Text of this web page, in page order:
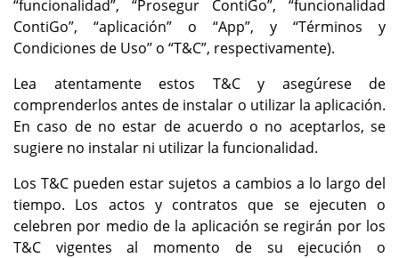
“funcionalidad”, “Prosegur ContiGo”, “funcionalidad
ContiGo”, “aplicación” o “App”, y “Términos y
Condiciones de Uso’’ o “T&C”, respectivamente).
Lea atentamente estos T&C y asegúrese de
comprenderlos antes de instalar o utilizar la aplicación.
En caso de no estar de acuerdo o no aceptarlos, se
sugiere no instalar ni utilizar la funcionalidad.
Los T&C pueden estar sujetos a cambios a lo largo del
tiempo. Los actos y contratos que se ejecuten o
celebren por medio de la aplicación se regirán por los
T&C vigentes al momento de su ejecución o